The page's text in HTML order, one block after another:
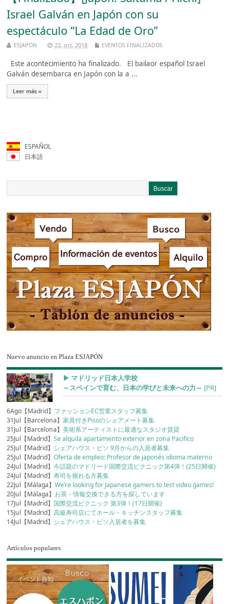
Israel Galván en Japón con su
espectáculo “La Edad de Oro”
ESJAPON 22, oct, 2018 EVENTOS FINALIZADOS
Este acontecimiento ha finalizado. El bailaor español Israel
Galván desembarca en Japón con la a ...
Leer más »
ESPAÑOL
日本語
Nuevo anuncio en Plaza ESJAPÓN
▶︎ マドリッド日本人学校
～スペインで育む、日本の学びと未来への力～ [PR]
6Ago【Madrid】 ファッションEC営業スタッフ募集
31Jul【Barcelona】家具付きPisoのシェアメート募集
31Jul【Barcelona】美術系アーティストに最適なスタジオ賃貸
25Jul【Madrid】Se alquila apartamento exterior en zona Pacifico
25Jul【Madrid】 シェアハウス・ピソ 9月からの入居者募集
25Jul【Madrid】Oferta de empleo: Profesor de japonés idioma materno
24Jul【Madrid】今話題のマドリード国際交流ピクニック第4弾！(25日開催)
24Jul【Madrid】寿司を握れる方募集
22Jul【Málaga】We’re looking for Japanese gamers to test video games!
20Jul【Málaga】 お茶・情報交換できる方を探しています
17Jul【Madrid】 国際交流ピクニック 第3弾！(17日開催)
15Jul【Madrid】高級寿司店にてホール・キッチンスタッフ募集
14Jul【Madrid】 シェアハウス・ピソ入居者を募集
Artículos populares